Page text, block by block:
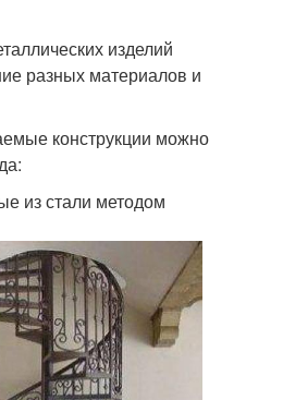
изделий
разных материалов и
конструкции можно
из стали методом